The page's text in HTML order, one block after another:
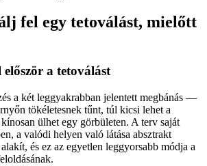
fel egy tetoválást, mielőtt
a tetoválást
a két leggyakrabban jelentett megbánás —
tökéletesnek tűnt, túl kicsi lehet a
ülhet egy görbületen. A terv saját
a valódi helyen való látása absztrakt
és ez az egyetlen leggyorsabb módja a